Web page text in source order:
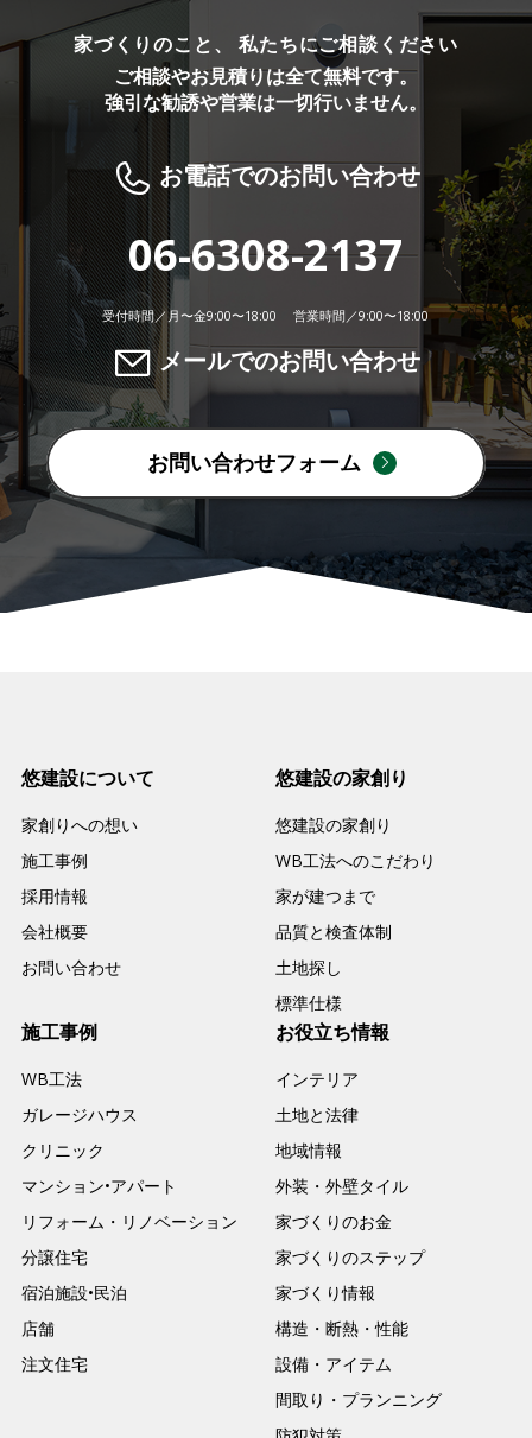
家づくりのこと、 私たちにご相談ください
ご相談やお見積りは全て無料です。
強引な勧誘や営業は一切行いません。
お電話でのお問い合わせ
06-6308-2137
受付時間／月〜金9:00〜18:00 営業時間／9:00〜18:00
メールでのお問い合わせ
お問い合わせフォーム
悠建設について
家創りへの想い
施工事例
採用情報
会社概要
お問い合わせ
悠建設の家創り
悠建設の家創り
WB工法へのこだわり
家が建つまで
品質と検査体制
土地探し
標準仕様
施工事例
WB工法
ガレージハウス
クリニック
マンション•アパート
リフォーム・リノベーション
分譲住宅
宿泊施設•民泊
店舗
注文住宅
お役立ち情報
インテリア
土地と法律
地域情報
外装・外壁タイル
家づくりのお金
家づくりのステップ
家づくり情報
構造・断熱・性能
設備・アイテム
間取り・プランニング